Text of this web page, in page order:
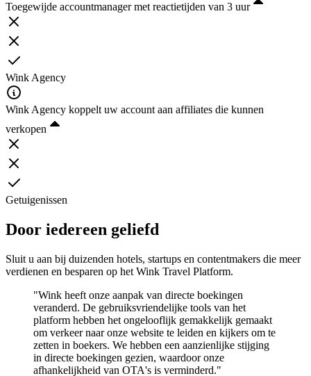
Toegewijde accountmanager met reactietijden van 3 uur
Wink Agency
Wink Agency koppelt uw account aan affiliates die kunnen
verkopen
Getuigenissen
Door iedereen geliefd
Sluit u aan bij duizenden hotels, startups en contentmakers die meer
verdienen en besparen op het Wink Travel Platform.
"Wink heeft onze aanpak van directe boekingen
veranderd. De gebruiksvriendelijke tools van het
platform hebben het ongelooflijk gemakkelijk gemaakt
om verkeer naar onze website te leiden en kijkers om te
zetten in boekers. We hebben een aanzienlijke stijging
in directe boekingen gezien, waardoor onze
afhankelijkheid van OTA's is verminderd."